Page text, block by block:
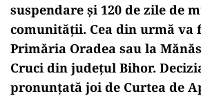
suspendare și 120 de zile de
comunității. Cea din urmă va
Primăria Oradea sau la
Cruci din județul Bihor.
pronunțată joi de Curtea de